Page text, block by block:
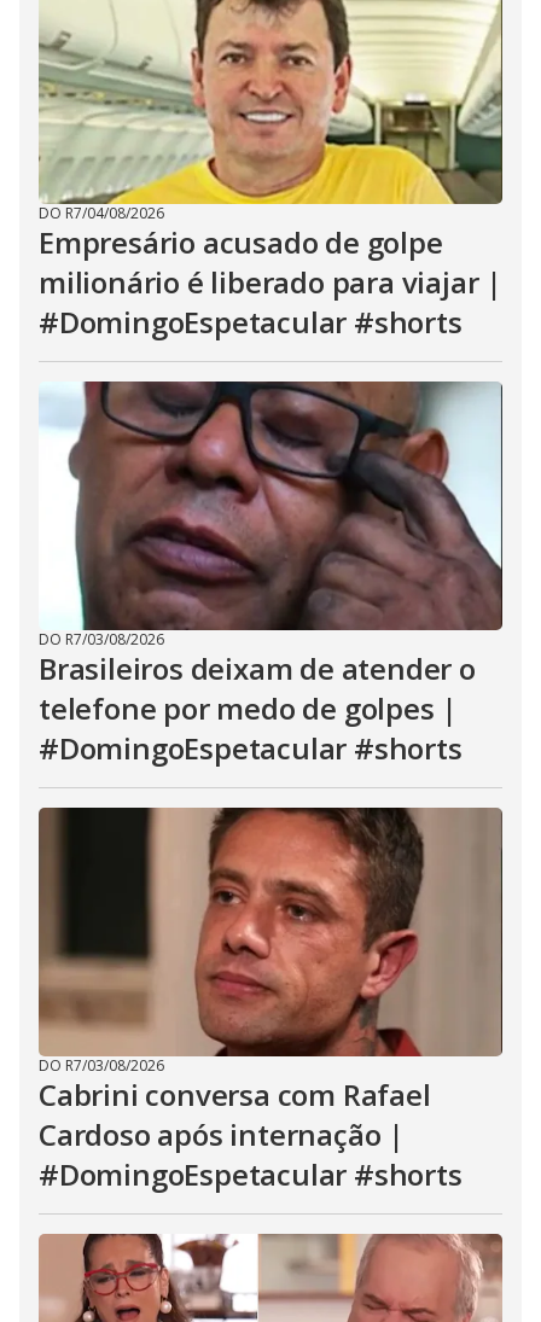
DO R7/04/08/2026
Empresário acusado de golpe
milionário é liberado para viajar |
#DomingoEspetacular #shorts
DO R7/03/08/2026
Brasileiros deixam de atender o
telefone por medo de golpes |
#DomingoEspetacular #shorts
DO R7/03/08/2026
Cabrini conversa com Rafael
Cardoso após internação |
#DomingoEspetacular #shorts